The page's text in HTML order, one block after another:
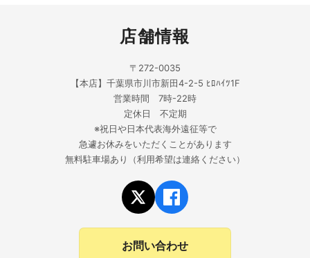
店舗情報
〒272-0035
【本店】千葉県市川市新田4-2-5 ﾋﾛﾊｲﾂ1F
営業時間 7時-22時
定休日 不定期
※祝日や日本代表海外遠征等で
急遽お休みをいただくことがあります
無料駐車場あり（利用希望は連絡ください）
お問い合わせ